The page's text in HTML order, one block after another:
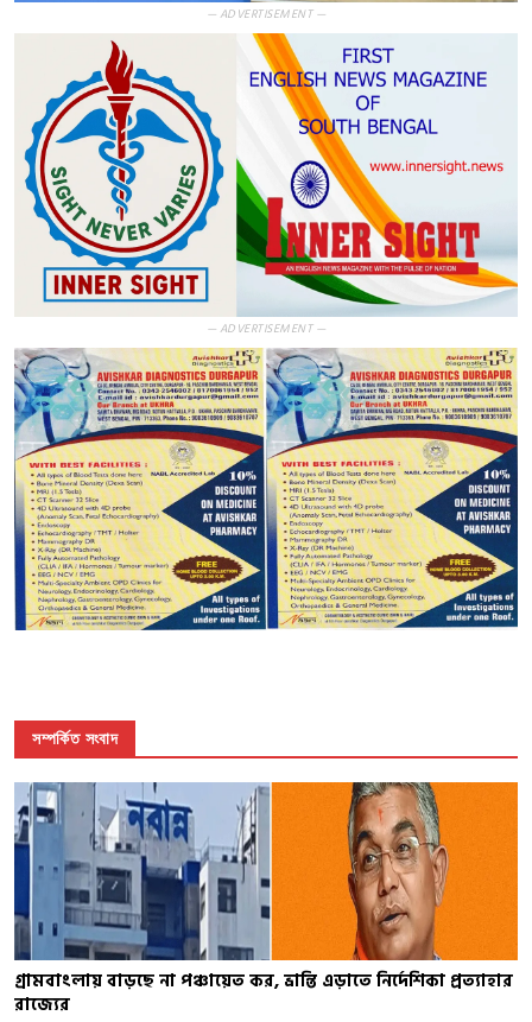
— ADVERTISEMENT —
— ADVERTISEMENT —
সম্পর্কিত সংবাদ
গ্রামবাংলায় বাড়ছে না পঞ্চায়েত কর, ভ্রান্তি এড়াতে নির্দেশিকা প্রত্যাহার
রাজ্যের